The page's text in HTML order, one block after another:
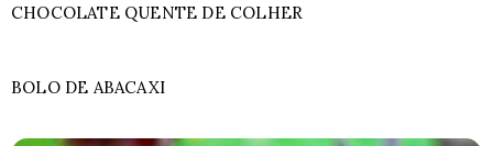
CHOCOLATE QUENTE DE COLHER
BOLO DE ABACAXI